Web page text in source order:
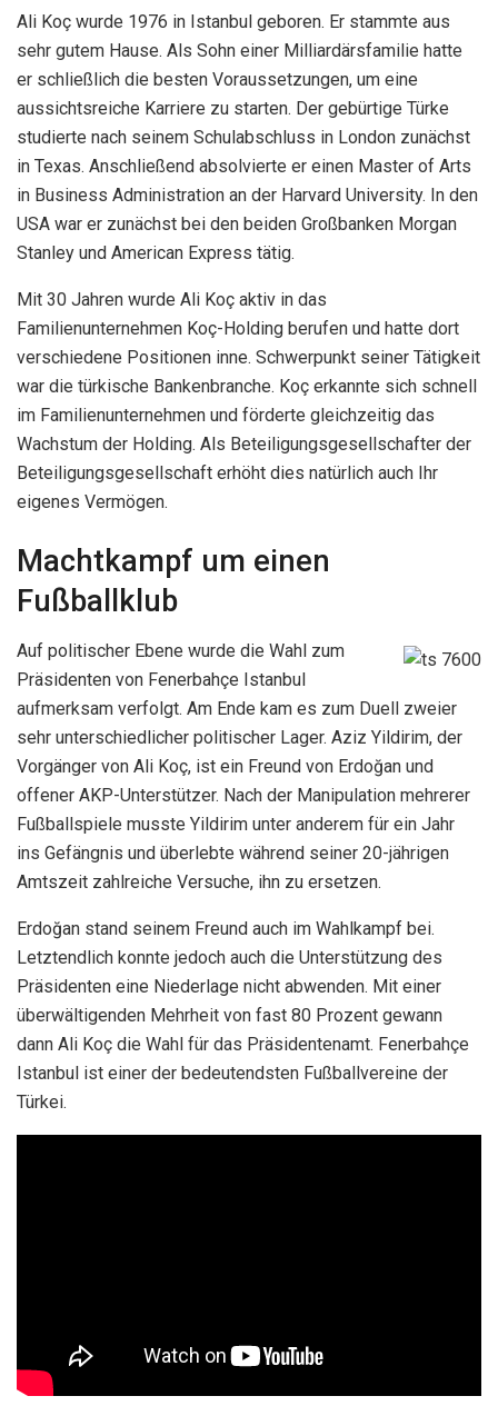
Ali Koç wurde 1976 in Istanbul geboren. Er stammte aus
sehr gutem Hause. Als Sohn einer Milliardärsfamilie hatte
er schließlich die besten Voraussetzungen, um eine
aussichtsreiche Karriere zu starten. Der gebürtige Türke
studierte nach seinem Schulabschluss in London zunächst
in Texas. Anschließend absolvierte er einen Master of Arts
in Business Administration an der Harvard University. In den
USA war er zunächst bei den beiden Großbanken Morgan
Stanley und American Express tätig.
Mit 30 Jahren wurde Ali Koç aktiv in das
Familienunternehmen Koç-Holding berufen und hatte dort
verschiedene Positionen inne. Schwerpunkt seiner Tätigkeit
war die türkische Bankenbranche. Koç erkannte sich schnell
im Familienunternehmen und förderte gleichzeitig das
Wachstum der Holding. Als Beteiligungsgesellschafter der
Beteiligungsgesellschaft erhöht dies natürlich auch Ihr
eigenes Vermögen.
Machtkampf um einen
Fußballklub
Auf politischer Ebene wurde die Wahl zum
Präsidenten von Fenerbahçe Istanbul
aufmerksam verfolgt. Am Ende kam es zum Duell zweier
sehr unterschiedlicher politischer Lager. Aziz Yildirim, der
Vorgänger von Ali Koç, ist ein Freund von Erdoğan und
offener AKP-Unterstützer. Nach der Manipulation mehrerer
Fußballspiele musste Yildirim unter anderem für ein Jahr
ins Gefängnis und überlebte während seiner 20-jährigen
Amtszeit zahlreiche Versuche, ihn zu ersetzen.
Erdoğan stand seinem Freund auch im Wahlkampf bei.
Letztendlich konnte jedoch auch die Unterstützung des
Präsidenten eine Niederlage nicht abwenden. Mit einer
überwältigenden Mehrheit von fast 80 Prozent gewann
dann Ali Koç die Wahl für das Präsidentenamt. Fenerbahçe
Istanbul ist einer der bedeutendsten Fußballvereine der
Türkei.